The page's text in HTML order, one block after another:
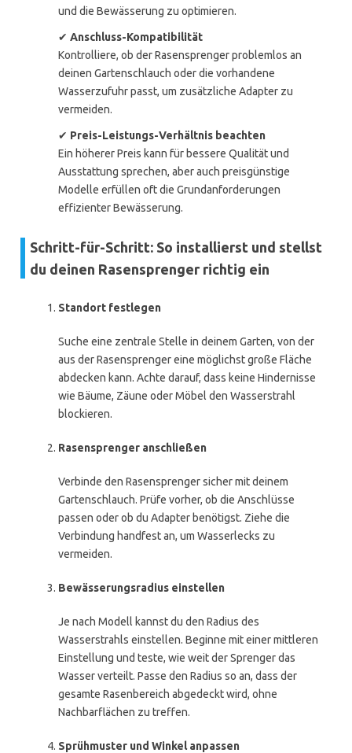
und die Bewässerung zu optimieren.
✔ Anschluss-Kompatibilität
Kontrolliere, ob der Rasensprenger problemlos an
deinen Gartenschlauch oder die vorhandene
Wasserzufuhr passt, um zusätzliche Adapter zu
vermeiden.
✔ Preis-Leistungs-Verhältnis beachten
Ein höherer Preis kann für bessere Qualität und
Ausstattung sprechen, aber auch preisgünstige
Modelle erfüllen oft die Grundanforderungen
effizienter Bewässerung.
Schritt-für-Schritt: So installierst und stellst
du deinen Rasensprenger richtig ein
Standort festlegen
Suche eine zentrale Stelle in deinem Garten, von der
aus der Rasensprenger eine möglichst große Fläche
abdecken kann. Achte darauf, dass keine Hindernisse
wie Bäume, Zäune oder Möbel den Wasserstrahl
blockieren.
Rasensprenger anschließen
Verbinde den Rasensprenger sicher mit deinem
Gartenschlauch. Prüfe vorher, ob die Anschlüsse
passen oder ob du Adapter benötigst. Ziehe die
Verbindung handfest an, um Wasserlecks zu
vermeiden.
Bewässerungsradius einstellen
Je nach Modell kannst du den Radius des
Wasserstrahls einstellen. Beginne mit einer mittleren
Einstellung und teste, wie weit der Sprenger das
Wasser verteilt. Passe den Radius so an, dass der
gesamte Rasenbereich abgedeckt wird, ohne
Nachbarflächen zu treffen.
Sprühmuster und Winkel anpassen